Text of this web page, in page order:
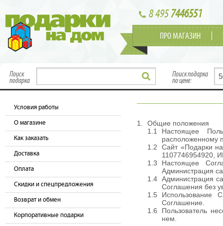
8 4957446551
ПРО МАГАЗИН
Поиск
подарка
Поиск подарка
по цене:
Условия работы
О магазине
Как заказать
Доставка
Оплата
Скидки и спецпредложения
Возврат и обмен
Корпоративные подарки
Общие положения
Настоящее
расположенному
Сайт «Подарки
1107746954920,
Настоящее
Администрация
Администрация
Соглашения без
Использование
Соглашение.
Пользователь
нем.